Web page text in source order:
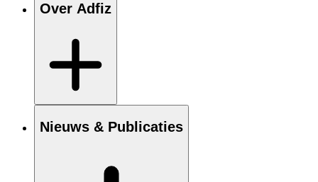
Over Adfiz
Nieuws & Publicaties